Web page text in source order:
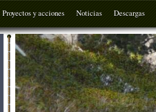
Proyectos y acciones Noticias Descargas